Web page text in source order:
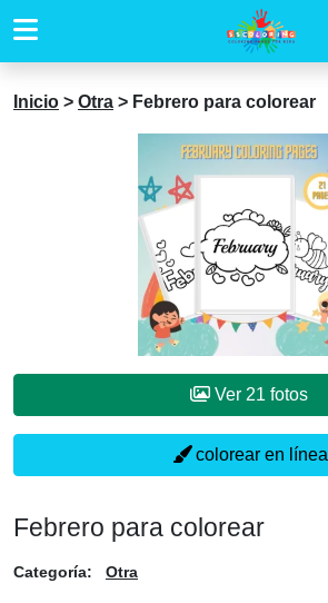
Inicio > Otra > Febrero para colorear
Ver 21 fotos
colorear en línea
Febrero para colorear
Categoría: Otra